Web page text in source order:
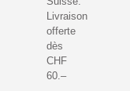
Livraison
offerte
dès
CHF
60.–